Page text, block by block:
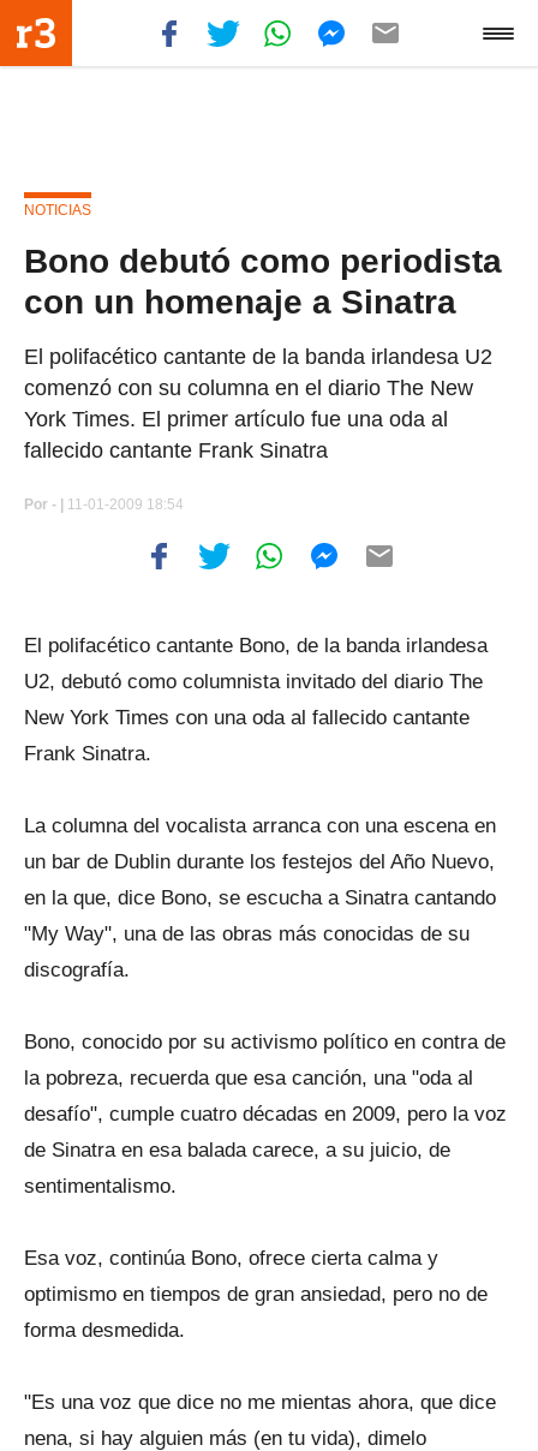
NOTICIAS
Bono debutó como periodista
con un homenaje a Sinatra
El polifacético cantante de la banda irlandesa U2
comenzó con su columna en el diario The New
York Times. El primer artículo fue una oda al
fallecido cantante Frank Sinatra
Por - | 11-01-2009 18:54
El polifacético cantante Bono, de la banda irlandesa
U2, debutó como columnista invitado del diario The
New York Times con una oda al fallecido cantante
Frank Sinatra.
La columna del vocalista arranca con una escena en
un bar de Dublin durante los festejos del Año Nuevo,
en la que, dice Bono, se escucha a Sinatra cantando
"My Way", una de las obras más conocidas de su
discografía.
Bono, conocido por su activismo político en contra de
la pobreza, recuerda que esa canción, una "oda al
desafío", cumple cuatro décadas en 2009, pero la voz
de Sinatra en esa balada carece, a su juicio, de
sentimentalismo.
Esa voz, continúa Bono, ofrece cierta calma y
optimismo en tiempos de gran ansiedad, pero no de
forma desmedida.
"Es una voz que dice no me mientas ahora, que dice
nena, si hay alguien más (en tu vida), dimelo